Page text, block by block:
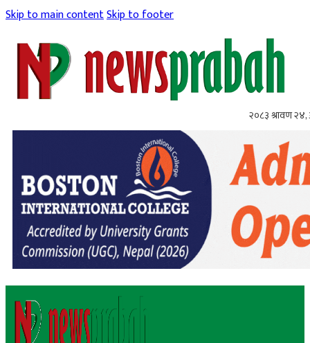
Skip to main contentSkip to footer
२०८३ श्रावण